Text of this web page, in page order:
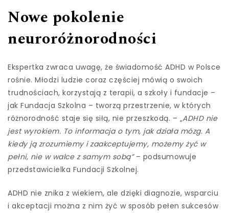
Nowe pokolenie
neuroróżnorodności
Ekspertka zwraca uwagę, że świadomość ADHD w Polsce
rośnie. Młodzi ludzie coraz częściej mówią o swoich
trudnościach, korzystają z terapii, a szkoły i fundacje –
jak Fundacja Szkolna – tworzą przestrzenie, w których
różnorodność staje się siłą, nie przeszkodą. – „ADHD nie
jest wyrokiem. To informacja o tym, jak działa mózg. A
kiedy ją zrozumiemy i zaakceptujemy, możemy żyć w
pełni, nie w walce z samym sobą”– podsumowuje
przedstawicielka Fundacji Szkolnej.
ADHD nie znika z wiekiem, ale dzięki diagnozie, wsparciu
i akceptacji można z nim żyć w sposób pełen sukcesów